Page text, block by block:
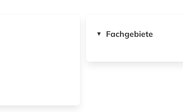
▼ Fachgebiete